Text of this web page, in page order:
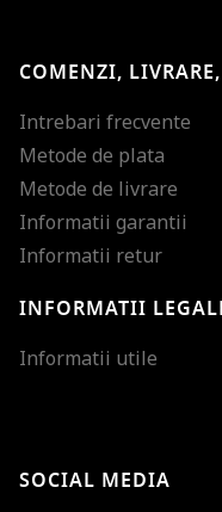
COMENZI,
Intrebari frecvente
Metode de plata
Metode de livrare
Informatii garantii
Informatii retur
INFORMATII
Informatii utile
SOCIAL MEDIA